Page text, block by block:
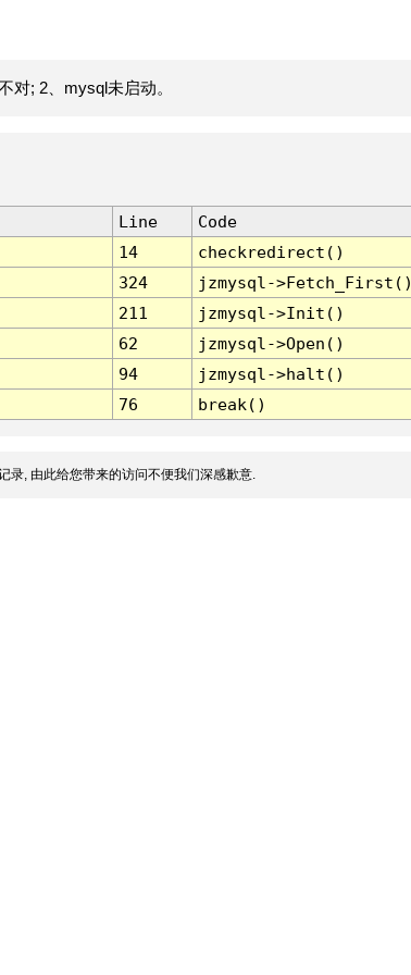
对; 2、mysql未启动。
Line
Code
14
checkredirect()
324
jzmysql-
211
jzmysql->Init()
62
jzmysql->Open()
94
jzmysql->halt()
76 break()
录, 由此给您带来的访问不便我们深感歉意.